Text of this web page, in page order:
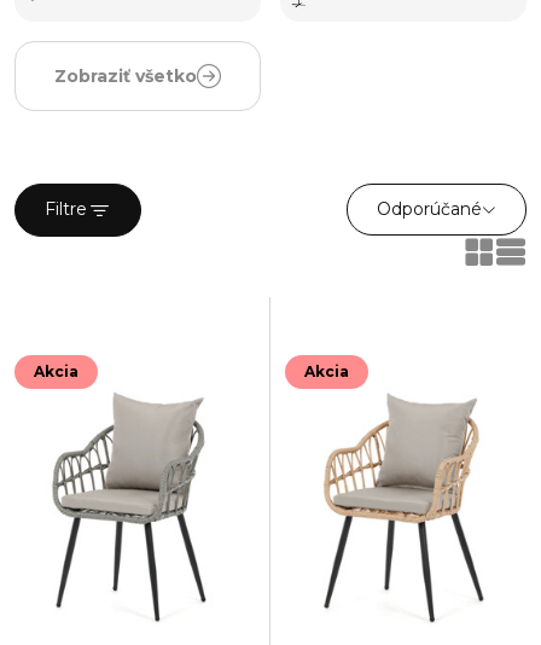
Zobraziť všetko
Filtre Odporúčané
Akcia Akcia